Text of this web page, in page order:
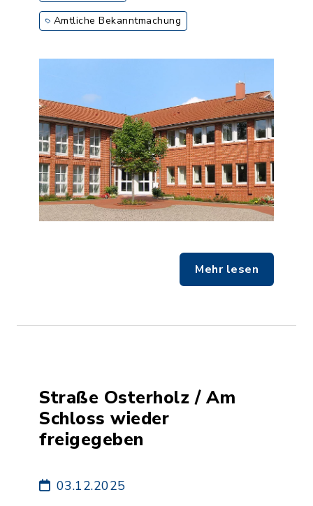
Amtliche Bekanntmachung
Mehr lesen
Straße Osterholz / Am
Schloss wieder
freigegeben
03.12.2025